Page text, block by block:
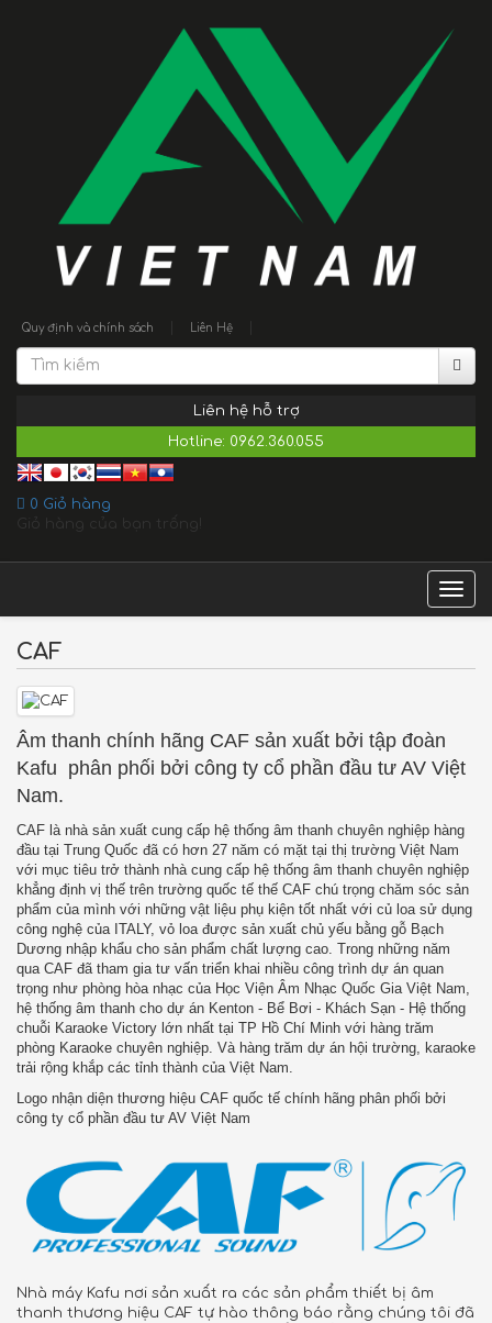
Quy định và chính sách Liên Hệ
Liên hệ hỗ trợ
Hotline: 0962.360.055
0 Giỏ hàng
Giỏ hàng của bạn trống!
CAF
Âm thanh chính hãng CAF sản xuất bởi tập đoàn
Kafu phân phối bởi công ty cổ phần đầu tư AV Việt
Nam.
CAF là nhà sản xuất cung cấp hệ thống âm thanh chuyên nghiệp hàng
đầu tại Trung Quốc đã có hơn 27 năm có mặt tại thị trường Việt Nam
với mục tiêu trở thành nhà cung cấp hệ thống âm thanh chuyên nghiệp
khẳng định vị thế trên trường quốc tế thế CAF chú trọng chăm sóc sản
phẩm của mình với những vật liệu phụ kiện tốt nhất với củ loa sử dụng
công nghệ của ITALY, vỏ loa được sản xuất chủ yếu bằng gỗ Bạch
Dương nhập khẩu cho sản phẩm chất lượng cao. Trong những năm
qua CAF đã tham gia tư vấn triển khai nhiều công trình dự án quan
trọng như phòng hòa nhạc của Học Viện Âm Nhạc Quốc Gia Việt Nam,
hệ thống âm thanh cho dự án Kenton - Bể Bơi - Khách Sạn - Hệ thống
chuỗi Karaoke Victory lớn nhất tại TP Hồ Chí Minh với hàng trăm
phòng Karaoke chuyên nghiệp. Và hàng trăm dự án hội trường, karaoke
trải rộng khắp các tỉnh thành của Việt Nam.
Logo nhận diện thương hiệu CAF quốc tế chính hãng phân phối bởi
công ty cổ phần đầu tư AV Việt Nam
Nhà máy Kafu nơi sản xuất ra các sản phẩm thiết bị âm
thanh thương hiệu CAF tự hào thông báo rằng chúng tôi đã